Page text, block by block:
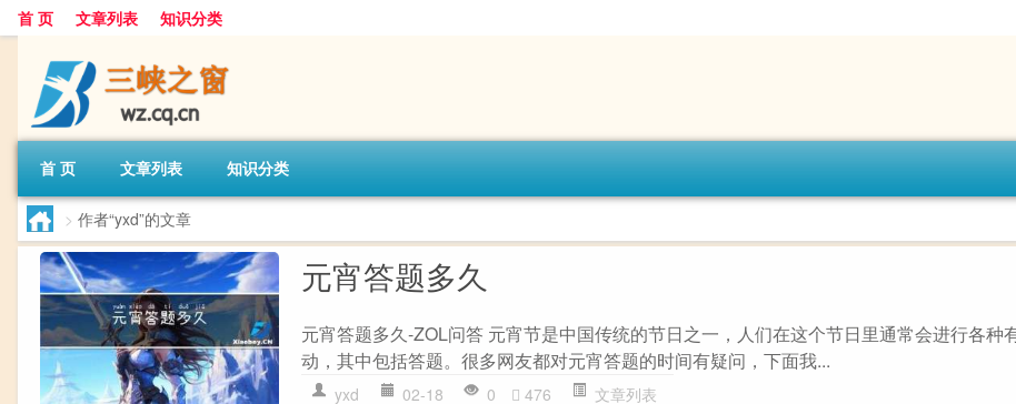
首 页 文章列表 知识分类
首 页 文章列表 知识分类
> 作者“yxd”的文章
元宵答题多久
元宵答题多久-ZOL问答 元宵节是中国传统的节日之一，人们在这个节日里通常会进行各种
动，其中包括答题。很多网友都对元宵答题的时间有疑问，下面我...
yxd 02-18 0 476 文章列表